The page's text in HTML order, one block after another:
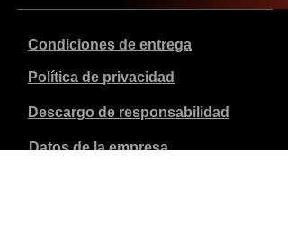
Condiciones de entrega
Política de privacidad
Descargo de responsabilidad
Datos de la empresa